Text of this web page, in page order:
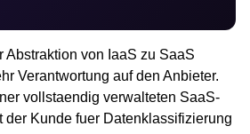
Abstraktion von IaaS zu SaaS
Verantwortung auf den Anbieter.
vollstaendig verwalteten SaaS-
der Kunde fuer Datenklassifizierung